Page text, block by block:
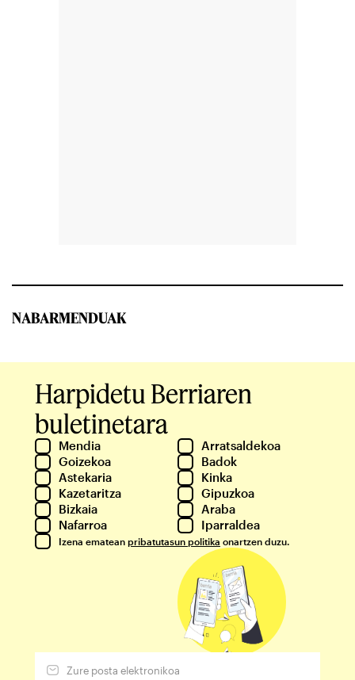
NABARMENDUAK
Harpidetu Berriaren
buletinetara
Mendia
Arratsaldekoa
Goizekoa
Badok
Astekaria
Kinka
Kazetaritza
Gipuzkoa
Bizkaia
Araba
Nafarroa
Iparraldea
Izena ematean pribatutasun politika onartzen duzu.